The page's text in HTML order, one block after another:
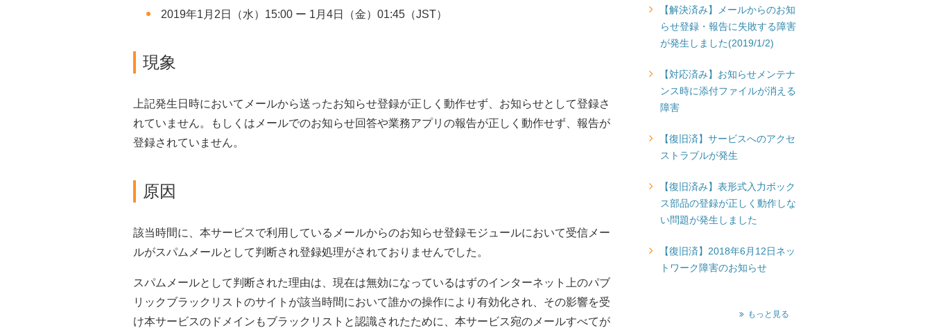
2019年1月2日（水）15:00 ー 1月4日（金）01:45（JST）
現象
上記発生日時においてメールから送ったお知らせ登録が正しく動作せず、お知らせとして登録さ
れていません。もしくはメールでのお知らせ回答や業務アプリの報告が正しく動作せず、報告が
登録されていません。
原因
該当時間に、本サービスで利用しているメールからのお知らせ登録モジュールにおいて受信メー
ルがスパムメールとして判断され登録処理がされておりませんでした。
スパムメールとして判断された理由は、現在は無効になっているはずのインターネット上のパブ
リックブラックリストのサイトが該当時間において誰かの操作により有効化され、その影響を受
け本サービスのドメインもブラックリストと認識されたために、本サービス宛のメールすべてが
【解決済み】メールからのお知
らせ登録・報告に失敗する障害
が発生しました(2019/1/2)
【対応済み】お知らせメンテナ
ンス時に添付ファイルが消える
障害
【復旧済】サービスへのアクセ
ストラブルが発生
【復旧済み】表形式入力ボック
ス部品の登録が正しく動作しな
い問題が発生しました
【復旧済】2018年6月12日ネッ
トワーク障害のお知らせ
もっと見る